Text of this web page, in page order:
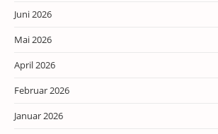
Juni 2026
Mai 2026
April 2026
Februar 2026
Januar 2026